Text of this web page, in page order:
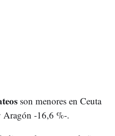
son menores en Ceuta
-16,6 %-.